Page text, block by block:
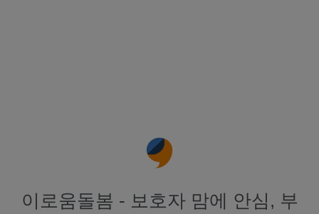
이로움돌봄 - 보호자 맘에 안심, 부